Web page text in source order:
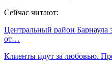
Сейчас читают:
Центральный район Барнаула
от…
Клиенты идут за любовью.